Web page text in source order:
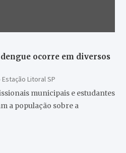
ocorre em diversos
Litoral SP
municipais e estudantes
a população sobre a